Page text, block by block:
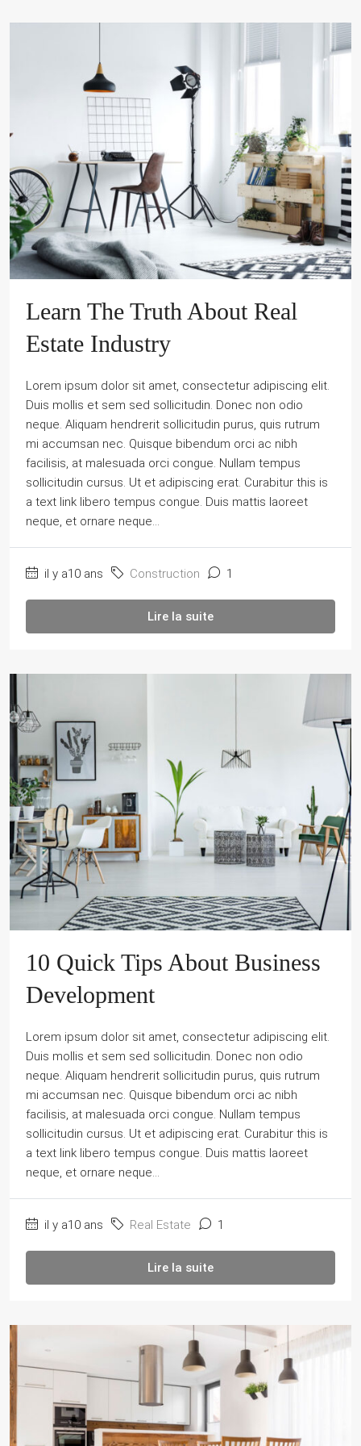
Learn The Truth About Real
Estate Industry
Lorem ipsum dolor sit amet, consectetur adipiscing elit.
Duis mollis et sem sed sollicitudin. Donec non odio
neque. Aliquam hendrerit sollicitudin purus, quis rutrum
mi accumsan nec. Quisque bibendum orci ac nibh
facilisis, at malesuada orci congue. Nullam tempus
sollicitudin cursus. Ut et adipiscing erat. Curabitur this is
a text link libero tempus congue. Duis mattis laoreet
neque, et ornare neque...
il y a10 ans Construction 1
Lire la suite
10 Quick Tips About Business
Development
Lorem ipsum dolor sit amet, consectetur adipiscing elit.
Duis mollis et sem sed sollicitudin. Donec non odio
neque. Aliquam hendrerit sollicitudin purus, quis rutrum
mi accumsan nec. Quisque bibendum orci ac nibh
facilisis, at malesuada orci congue. Nullam tempus
sollicitudin cursus. Ut et adipiscing erat. Curabitur this is
a text link libero tempus congue. Duis mattis laoreet
neque, et ornare neque...
il y a10 ans Real Estate 1
Lire la suite